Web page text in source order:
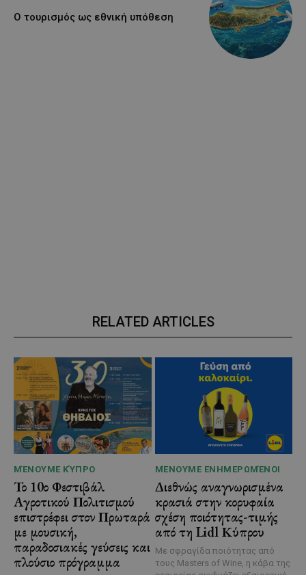
Ο τουρισμός ως εθνική υπόθεση
RELATED ARTICLES
ΜΈΝΟΥΜΕ ΚΎΠΡΟ
Το 10ο Φεστιβάλ
Αγροτικού Πολιτισμού
επιστρέφει στον Πρωταρά
με μουσική,
παραδοσιακές γεύσεις και
πλούσιο πρόγραμμα
ΜΈΝΟΥΜΕ ΕΝΗΜΕΡΩΜΈΝΟΙ
Διεθνώς αναγνωρισμένα
κρασιά στην κορυφαία
σχέση ποιότητας-τιμής
από τη Lidl Κύπρου
Με σφραγίδα ποιότητας από
τους Masters of Wine, η κάβα της